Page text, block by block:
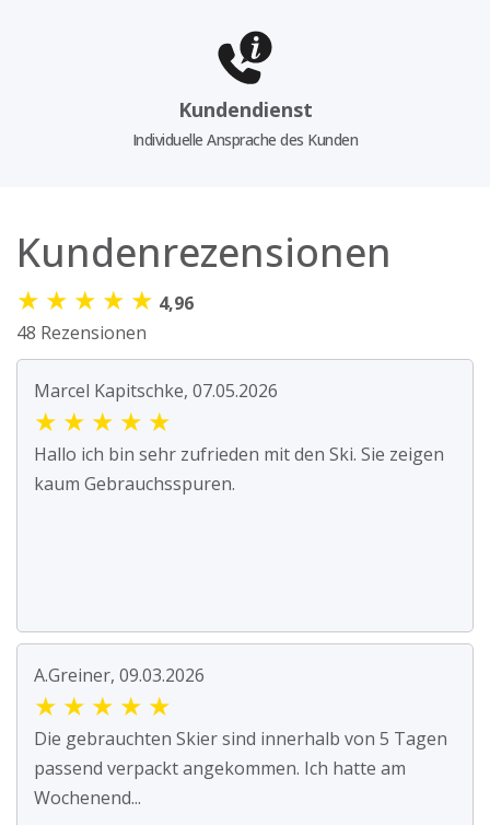
Kundendienst
Individuelle Ansprache des Kunden
Kundenrezensionen
★ ★ ★ ★ ★ 4,96
48 Rezensionen
Marcel Kapitschke, 07.05.2026
★ ★ ★ ★ ★
Hallo ich bin sehr zufrieden mit den Ski. Sie zeigen
kaum Gebrauchsspuren.
A.Greiner, 09.03.2026
★ ★ ★ ★ ★
Die gebrauchten Skier sind innerhalb von 5 Tagen
passend verpackt angekommen. Ich hatte am
Wochenend...